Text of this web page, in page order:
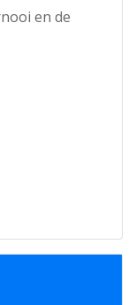
en de